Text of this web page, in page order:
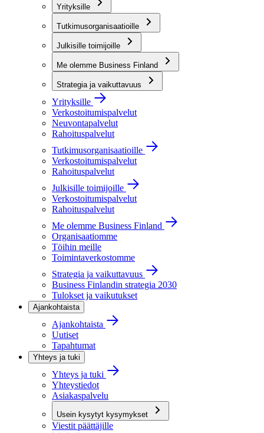
Yrityksille
Tutkimusorganisaatioille
Julkisille toimijoille
Me olemme Business Finland
Strategia ja vaikuttavuus
Yrityksille
Verkostoitumispalvelut
Neuvontapalvelut
Rahoituspalvelut
Tutkimusorganisaatioille
Verkostoitumispalvelut
Rahoituspalvelut
Julkisille toimijoille
Verkostoitumispalvelut
Rahoituspalvelut
Me olemme Business Finland
Organisaatiomme
Töihin meille
Toimintaverkostomme
Strategia ja vaikuttavuus
Business Finlandin strategia 2030
Tulokset ja vaikutukset
Ajankohtaista
Ajankohtaista
Uutiset
Tapahtumat
Yhteys ja tuki
Yhteys ja tuki
Yhteystiedot
Asiakaspalvelu
Usein kysytyt kysymykset
Viestit päättäjille